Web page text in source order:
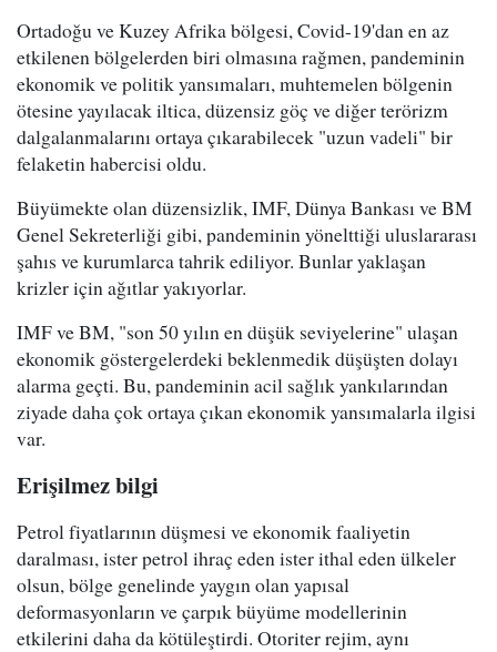
Ortadoğu ve Kuzey Afrika bölgesi, Covid-19'dan en az
etkilenen bölgelerden biri olmasına rağmen, pandeminin
ekonomik ve politik yansımaları, muhtemelen bölgenin
ötesine yayılacak iltica, düzensiz göç ve diğer terörizm
dalgalanmalarını ortaya çıkarabilecek "uzun vadeli" bir
felaketin habercisi oldu.
Büyümekte olan düzensizlik, IMF, Dünya Bankası ve BM
Genel Sekreterliği gibi, pandeminin yönelttiği uluslararası
şahıs ve kurumlarca tahrik ediliyor. Bunlar yaklaşan
krizler için ağıtlar yakıyorlar.
IMF ve BM, "son 50 yılın en düşük seviyelerine" ulaşan
ekonomik göstergelerdeki beklenmedik düşüşten dolayı
alarma geçti. Bu, pandeminin acil sağlık yankılarından
ziyade daha çok ortaya çıkan ekonomik yansımalarla ilgisi
var.
Erişilmez bilgi
Petrol fiyatlarının düşmesi ve ekonomik faaliyetin
daralması, ister petrol ihraç eden ister ithal eden ülkeler
olsun, bölge genelinde yaygın olan yapısal
deformasyonların ve çarpık büyüme modellerinin
etkilerini daha da kötüleştirdi. Otoriter rejim, aynı